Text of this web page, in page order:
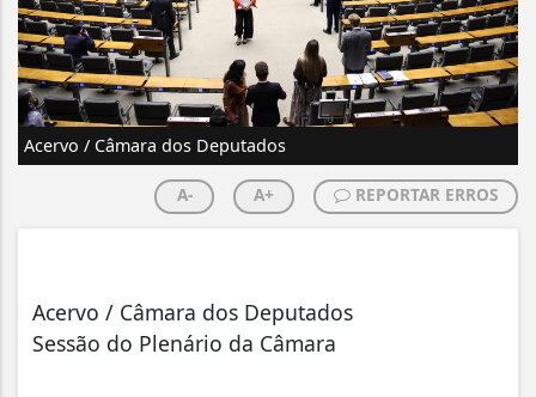
Acervo / Câmara dos Deputados
A- A+ REPORTAR ERROS
Acervo / Câmara dos Deputados
Sessão do Plenário da Câmara